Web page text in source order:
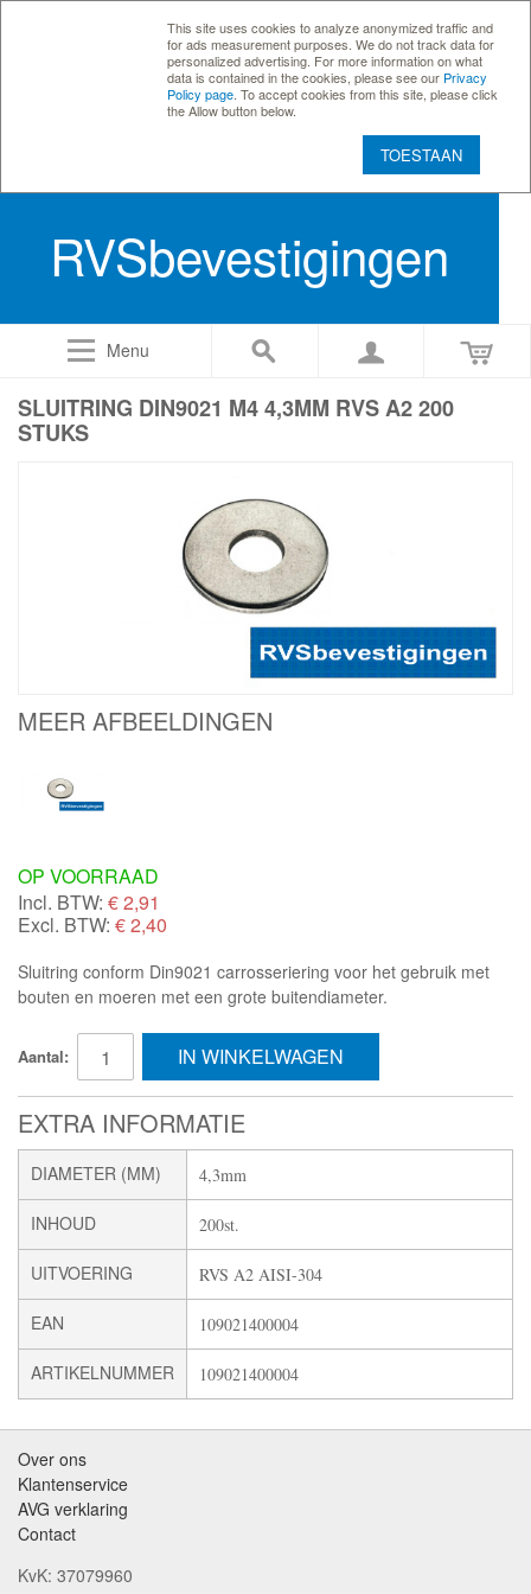
This site uses cookies to analyze anonymized traffic and
for ads measurement purposes. We do not track data for
personalized advertising. For more information on what
data is contained in the cookies, please see our Privacy
Policy page . To accept cookies from this site, please click
the Allow button below.
TOESTAAN
RVSbevestigingen
Menu
SLUITRING DIN9021 M4 4,3MM RVS A2 200
STUKS
MEER AFBEELDINGEN
OP VOORRAAD
Incl. BTW: €2,91
Excl. BTW: € 2,40
Sluitring conform Din9021 carrosseriering voor het gebruik met
bouten en moeren met een grote buitendiameter.
Aantal: IN WINKELWAGEN
EXTRA INFORMATIE
DIAMETER (MM) 4,3mm
INHOUD 200st.
UITVOERING RVS A2 AISI-304
EAN 109021400004
ARTIKELNUMMER 109021400004
Over ons
Klantenservice
AVG verklaring
Contact
KvK: 37079960